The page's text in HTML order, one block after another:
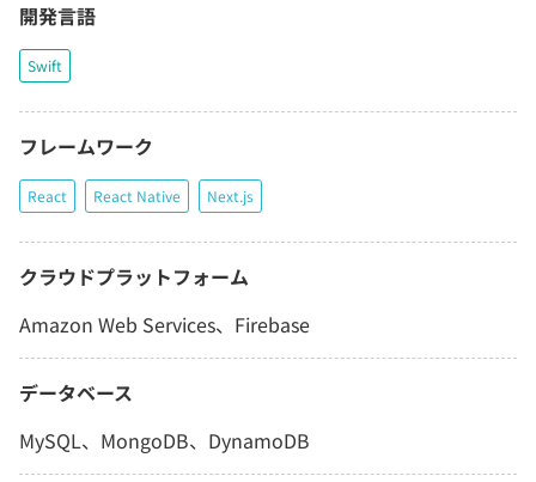
開発言語
Swift
フレームワーク
React React Native Next.js
クラウドプラットフォーム
Amazon Web Services、Firebase
データベース
MySQL、MongoDB、DynamoDB